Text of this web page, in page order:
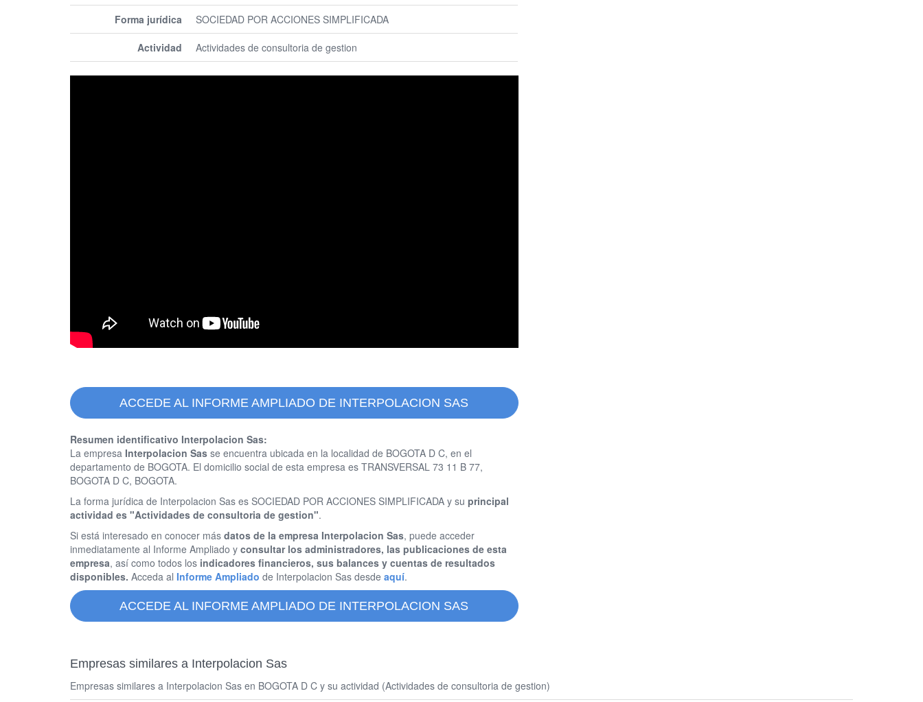
Forma jurídica SOCIEDAD POR ACCIONES SIMPLIFICADA
Actividad Actividades de consultoria de gestion
ACCEDE AL INFORME AMPLIADO DE INTERPOLACION SAS
Resumen identificativo Interpolacion Sas:
La empresa Interpolacion Sas se encuentra ubicada en la localidad de BOGOTA D C, en el
departamento de BOGOTA. El domicilio social de esta empresa es TRANSVERSAL 73 11 B 77,
BOGOTA D C, BOGOTA.
La forma jurídica de Interpolacion Sas es SOCIEDAD POR ACCIONES SIMPLIFICADA y su principal
actividad es "Actividades de consultoria de gestion".
Si está interesado en conocer más datos de la empresa Interpolacion Sas, puede acceder
inmediatamente al Informe Ampliado y consultar los administradores, las publicaciones de esta
empresa, así como todos los indicadores financieros, sus balances y cuentas de resultados
disponibles. Acceda al Informe Ampliado de Interpolacion Sas desde aquí.
ACCEDE AL INFORME AMPLIADO DE INTERPOLACION SAS
Empresas similares a Interpolacion Sas
Empresas similares a Interpolacion Sas en BOGOTA D C y su actividad (Actividades de consultoria de gestion)